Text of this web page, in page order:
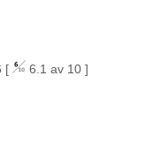
[
6.1 av 10 ]